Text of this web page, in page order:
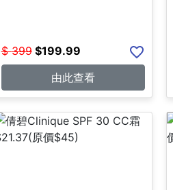
$ 399 $199.99
由此查看